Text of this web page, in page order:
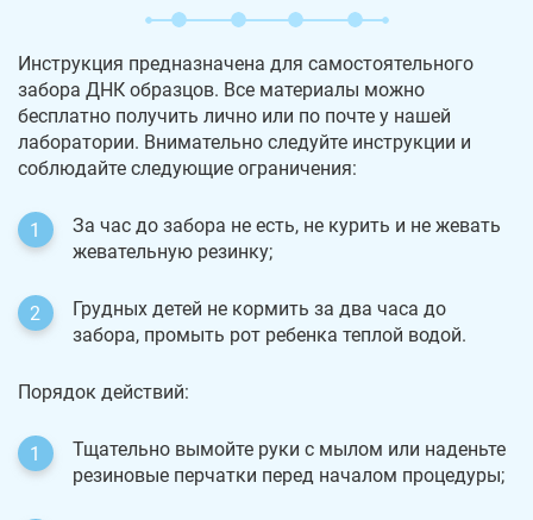
Инструкция предназначена для самостоятельного
забора ДНК образцов. Все материалы можно
бесплатно получить лично или по почте у нашей
лаборатории. Внимательно следуйте инструкции и
соблюдайте следующие ограничения:
За час до забора не есть, не курить и не жевать
жевательную резинку;
Грудных детей не кормить за два часа до
забора, промыть рот ребенка теплой водой.
Порядок действий:
Тщательно вымойте руки с мылом или наденьте
резиновые перчатки перед началом процедуры;